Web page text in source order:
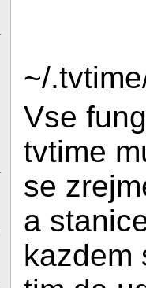
~/
Vse
tvtime
se
a
kazdem